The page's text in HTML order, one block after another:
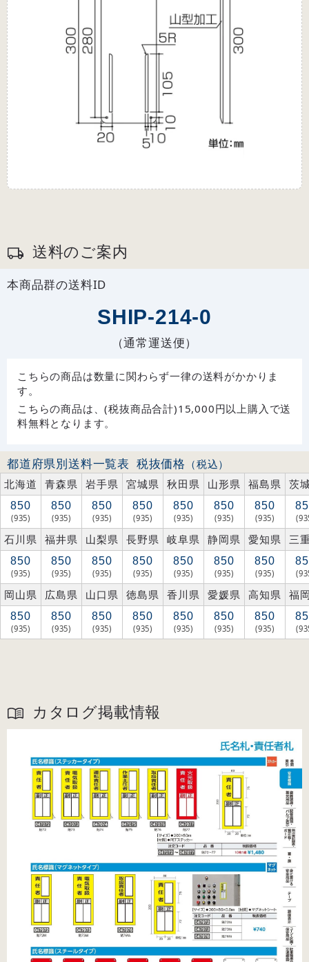
送料のご案内
本商品群の送料ID
SHIP-214-0
（通常運送便）
こちらの商品は数量に関わらず一律の送料がかかりま
す。
こちらの商品は、(税抜商品合計)15,000円以上購入で送
料無料となります。
都道府県別送料一覧表 税抜価格 （税込）
北海道
青森県 岩手県 宮城県 秋田県 山形県 福島県 茨
850
(935)
850
(935)
850
(935)
850
(935)
850
(935)
850
(935)
850
(935)
石川県 福井県 山梨県 長野県 岐阜県 静岡県 愛知県 三
850
(935)
850
(935)
850
(935)
850
(935)
850
(935)
850
(935)
850
(935)
岡山県 広島県 山口県 徳島県 香川県 愛媛県 高知県 福
850
(935)
850
(935)
850
(935)
850
(935)
850
(935)
850
(935)
850
(935)
カタログ掲載情報